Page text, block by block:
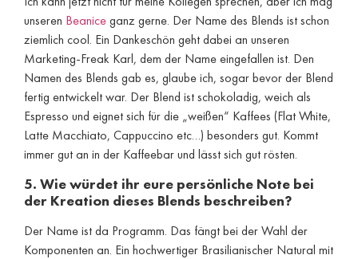
unseren Beaniceganz gerne. Der Name des Blends ist schon
ziemlich cool. Ein Dankeschön geht dabei an unseren
Marketing-Freak Karl, dem der Name eingefallen ist. Den
Namen des Blends gab es, glaube ich, sogar bevor der Blend
fertig entwickelt war. Der Blend ist schokoladig, weich als
Espresso und eignet sich für die „weißen“ Kaffees (Flat White,
Latte Macchiato, Cappuccino etc…) besonders gut. Kommt
immer gut an in der Kaffeebar und lässt sich gut rösten.
5. Wie würdet ihr eure persönliche Note bei
der Kreation dieses Blends beschreiben?
Der Name ist da Programm. Das fängt bei der Wahl der
Komponenten an. Ein hochwertiger Brasilianischer Natural mit